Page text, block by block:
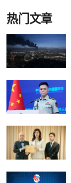
热门文章